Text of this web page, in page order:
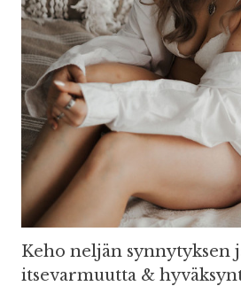
Keho neljän synnytyksen
itsevarmuutta &